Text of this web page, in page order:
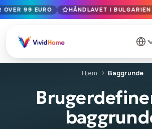
Gratis EU-levering på ordrer over 99
12+ års håndværk · Kun førsteklasses
OVER 99 EURO HÅNDLAVET I
Hjem Baggrunde